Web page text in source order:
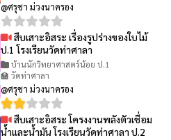
@ศรุชา ม่วงนาครอง
สืบเสาะอิสระ เรื่องรูปร่างของใบไม้
ป.1 โรงเรียนวัดท่าศาลา
บ้านนักวิทยาศาสตร์น้อย ป.1
🏫 วัดท่าศาลา
@ศรุชา ม่วงนาครอง
สืบเสาะอิสระ โครงงานพลังตัวเชื่อม
น้ำและน้ำมัน โรงเรียนวัดท่าศาลา ป.2